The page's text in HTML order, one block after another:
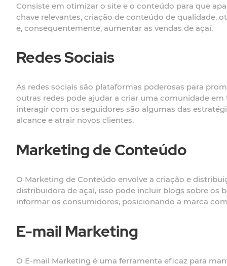
Consiste em otimizar o site e o conteúdo para que
chave relevantes, criação de conteúdo de qualidade,
e, consequentemente, aumentar as vendas de açaí.
Redes Sociais
As redes sociais são plataformas poderosas para
outras redes pode ajudar a criar uma comunidade
interagir com os seguidores são algumas das
alcance e atrair novos clientes.
Marketing de Conteúdo
O Marketing de Conteúdo envolve a criação e
distribuidora de açaí, isso pode incluir blogs sobre os
informar os consumidores, posicionando a marca
E-mail Marketing
O E-mail Marketing é uma ferramenta eficaz para